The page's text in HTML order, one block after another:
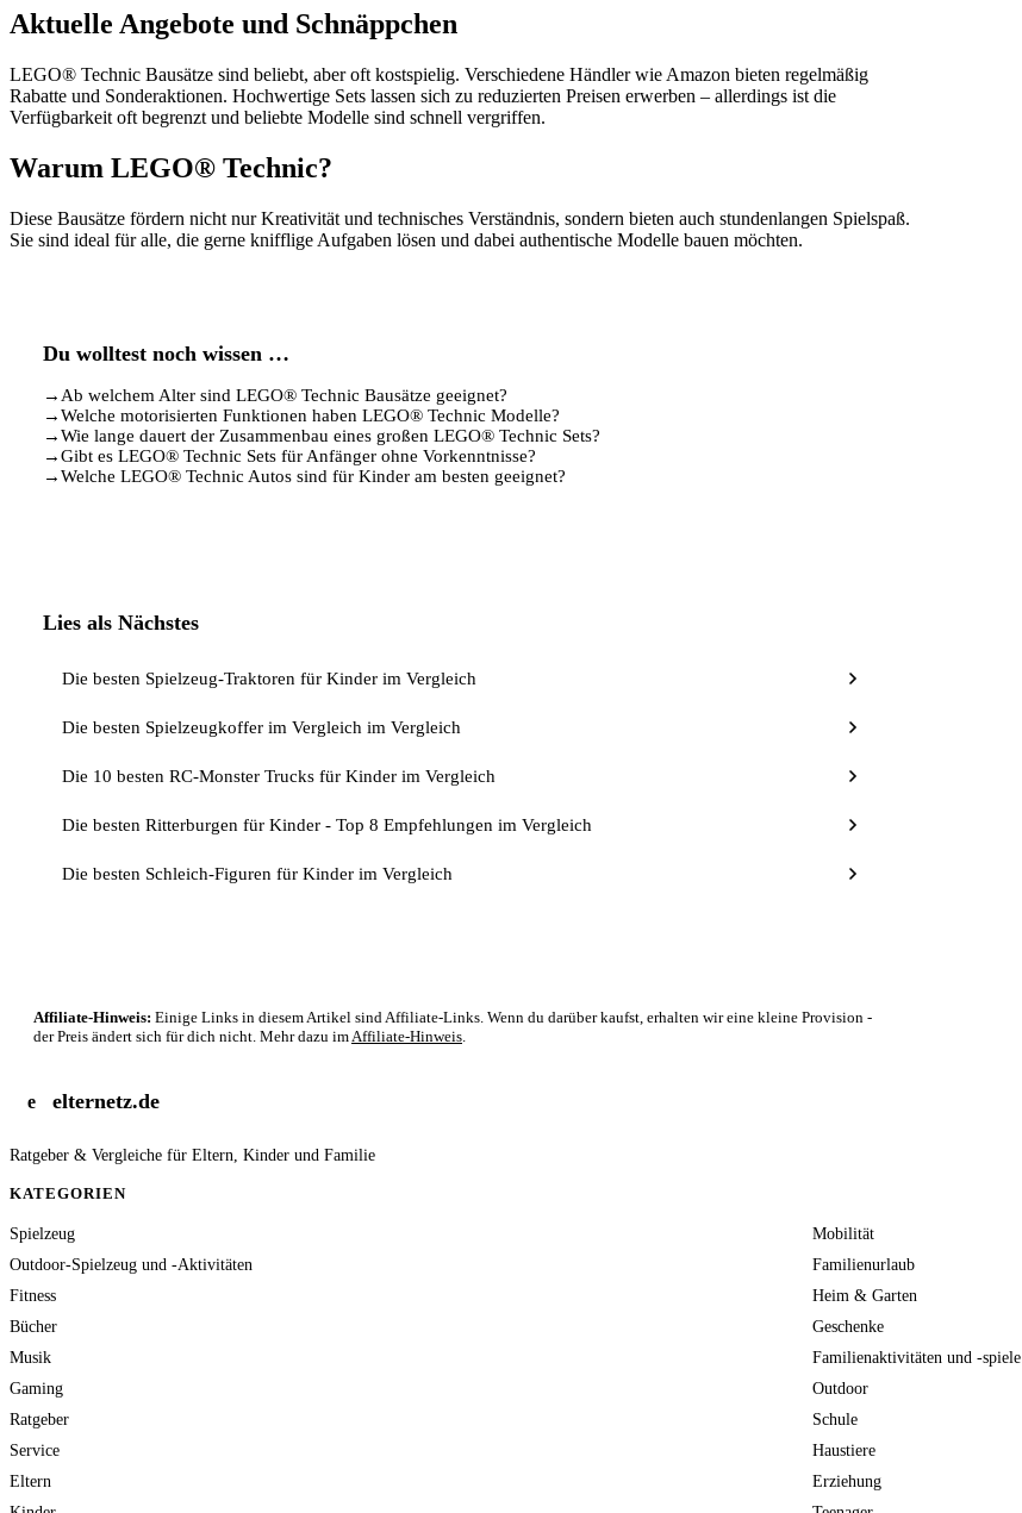
Aktuelle Angebote und Schnäppchen
LEGO® Technic Bausätze sind beliebt, aber oft kostspielig. Verschiedene Händler wie Amazon bieten regelmäßig
Rabatte und Sonderaktionen. Hochwertige Sets lassen sich zu reduzierten Preisen erwerben – allerdings ist die
Verfügbarkeit oft begrenzt und beliebte Modelle sind schnell vergriffen.
Warum LEGO® Technic?
Diese Bausätze fördern nicht nur Kreativität und technisches Verständnis, sondern bieten auch stundenlangen Spielspaß.
Sie sind ideal für alle, die gerne knifflige Aufgaben lösen und dabei authentische Modelle bauen möchten.
Du wolltest noch wissen …
→ Ab welchem Alter sind LEGO® Technic Bausätze geeignet?
→Welche motorisierten Funktionen haben LEGO® Technic Modelle?
→Wie lange dauert der Zusammenbau eines großen LEGO® Technic Sets?
→Gibt es LEGO® Technic Sets für Anfänger ohne Vorkenntnisse?
→Welche LEGO® Technic Autos sind für Kinder am besten geeignet?
Lies als Nächstes
Die besten Spielzeug-Traktoren für Kinder im Vergleich
Die besten Spielzeugkoffer im Vergleich im Vergleich
Die 10 besten RC-Monster Trucks für Kinder im Vergleich
Die besten Ritterburgen für Kinder - Top 8 Empfehlungen im Vergleich
Die besten Schleich-Figuren für Kinder im Vergleich
Affiliate-Hinweis: Einige Links in diesem Artikel sind Affiliate-Links. Wenn du darüber kaufst, erhalten wir eine kleine Provision -
der Preis ändert sich für dich nicht. Mehr dazu im Affiliate-Hinweis
e elternetz.de
Ratgeber & Vergleiche für Eltern, Kinder und Familie
KATEGORIEN
Spielzeug
Mobilität
Outdoor-Spielzeug und -Aktivitäten
Familienurlaub
Fitness
Heim & Garten
Bücher
Geschenke
Musik
Familienaktivitäten und -spiele
Gaming
Outdoor
Ratgeber
Schule
Service
Haustiere
Eltern
Erziehung